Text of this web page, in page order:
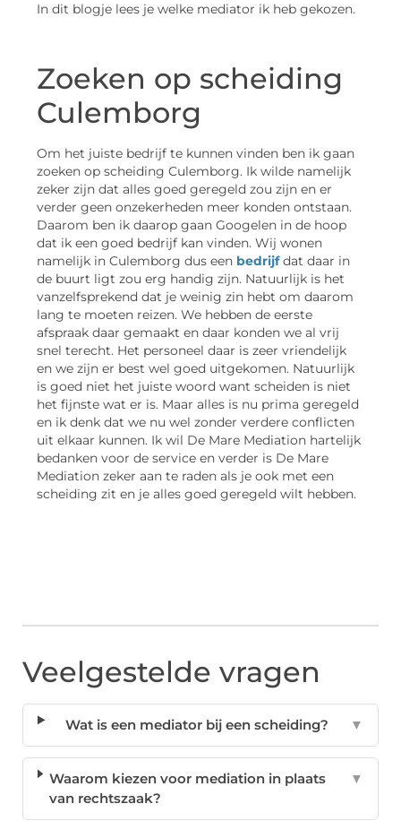
In dit blogje lees je welke mediator ik heb gekozen.
Zoeken op scheiding
Culemborg
Om het juiste bedrijf te kunnen vinden ben ik gaan
zoeken op scheiding Culemborg. Ik wilde namelijk
zeker zijn dat alles goed geregeld zou zijn en er
verder geen onzekerheden meer konden ontstaan.
Daarom ben ik daarop gaan Googelen in de hoop
dat ik een goed bedrijf kan vinden. Wij wonen
namelijk in Culemborg dus een bedrijfdat daar in
de buurt ligt zou erg handig zijn. Natuurlijk is het
vanzelfsprekend dat je weinig zin hebt om daarom
lang te moeten reizen. We hebben de eerste
afspraak daar gemaakt en daar konden we al vrij
snel terecht. Het personeel daar is zeer vriendelijk
en we zijn er best wel goed uitgekomen. Natuurlijk
is goed niet het juiste woord want scheiden is niet
het fijnste wat er is. Maar alles is nu prima geregeld
en ik denk dat we nu wel zonder verdere conflicten
uit elkaar kunnen. Ik wil De Mare Mediation hartelijk
bedanken voor de service en verder is De Mare
Mediation zeker aan te raden als je ook met een
scheiding zit en je alles goed geregeld wilt hebben.
Veelgestelde vragen
Wat is een mediator bij een scheiding? ▼
Waarom kiezen voor mediation in plaats
van rechtszaak?
▼